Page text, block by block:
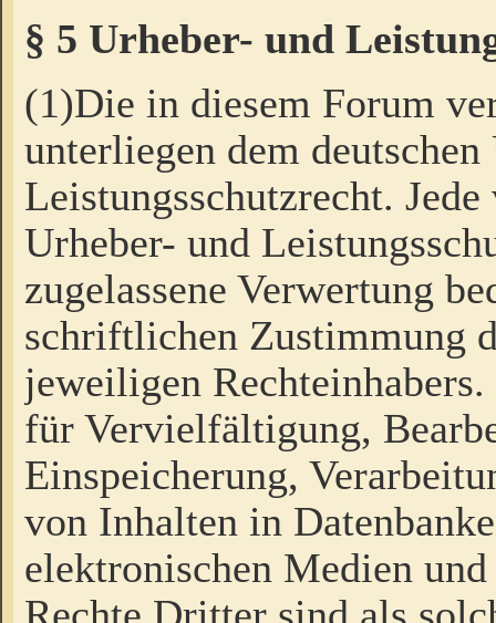
§ 5 Urheber- und
(1)Die in diesem Forum
unterliegen dem
Leistungsschutzrecht.
Urheber- und
zugelassene Verwertung
schriftlichen Zustimmung
jeweiligen
für Vervielfältigung,
Einspeicherung,
von Inhalten in
elektronischen Medien